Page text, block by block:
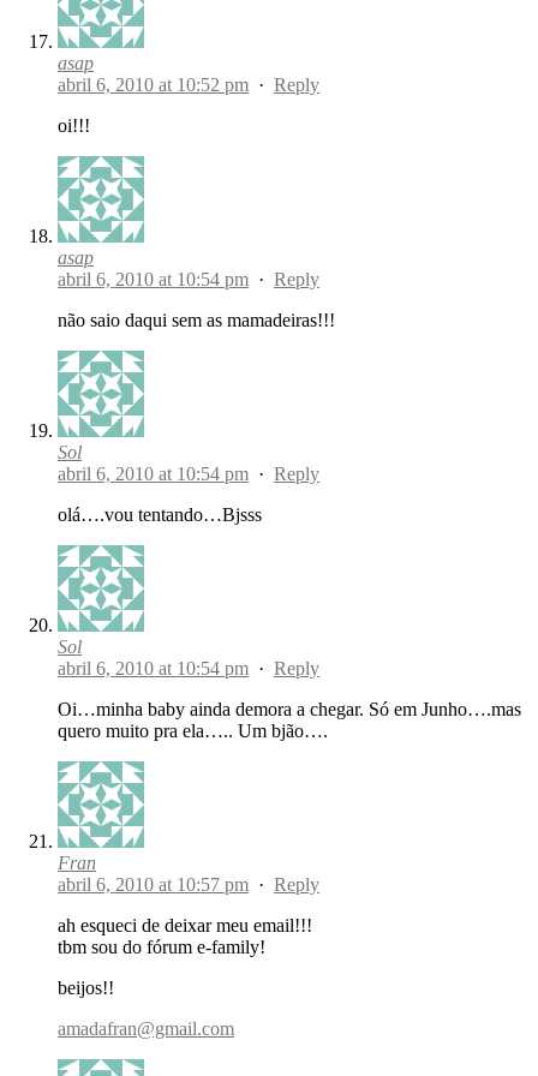
asap
abril 6, 2010 at 10:52 pm · Reply
oi!!!
asap
abril 6, 2010 at 10:54 pm · Reply
não saio daqui sem as mamadeiras!!!
Sol
abril 6, 2010 at 10:54 pm · Reply
olá….vou tentando…Bjsss
Sol
abril 6, 2010 at 10:54 pm · Reply
Oi…minha baby ainda demora a chegar. Só em Junho….mas
quero muito pra ela….. Um bjão….
Fran
abril 6, 2010 at 10:57 pm · Reply
ah esqueci de deixar meu email!!!
tbm sou do fórum e-family!
beijos!!
amadafran@gmail.com